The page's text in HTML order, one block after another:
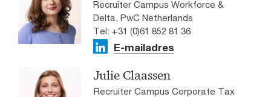
Recruiter Campus Workforce &
Delta, PwC Netherlands
Tel: +31 (0)61 852 81 36
E-mailadres
Julie Claassen
Recruiter Campus Corporate Tax